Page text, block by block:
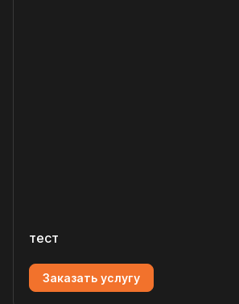
тест
Заказать услугу